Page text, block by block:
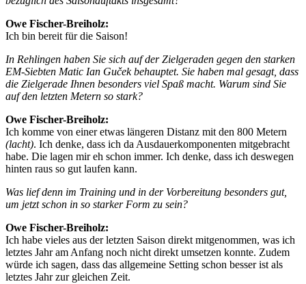
Owe Fischer-Breiholz:
Ich bin bereit für die Saison!
In Rehlingen haben Sie sich auf der Zielgeraden gegen den starken
EM-Siebten Matic Ian Guček behauptet. Sie haben mal gesagt, dass
die Zielgerade Ihnen besonders viel Spaß macht. Warum sind Sie
auf den letzten Metern so stark?
Owe Fischer-Breiholz:
Ich komme von einer etwas längeren Distanz mit den 800 Metern
(lacht). Ich denke, dass ich da Ausdauerkomponenten mitgebracht
habe. Die lagen mir eh schon immer. Ich denke, dass ich deswegen
hinten raus so gut laufen kann.
Was lief denn im Training und in der Vorbereitung besonders gut,
um jetzt schon in so starker Form zu sein?
Owe Fischer-Breiholz:
Ich habe vieles aus der letzten Saison direkt mitgenommen, was ich
letztes Jahr am Anfang noch nicht direkt umsetzen konnte. Zudem
würde ich sagen, dass das allgemeine Setting schon besser ist als
letztes Jahr zur gleichen Zeit.